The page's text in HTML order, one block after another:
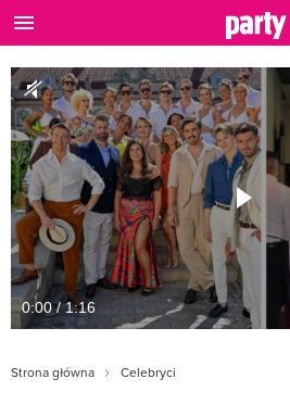
0:00 / 1:16
Strona główna Celebryci